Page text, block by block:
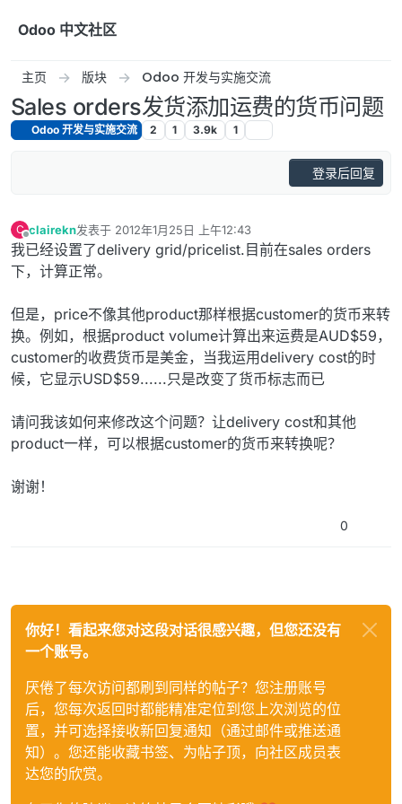
Odoo 中文社区
主页 版块 Odoo 开发与实施交流
Sales orders发货添加运费的货币问题
Odoo 开发与实施交流 2 1 3.9k 1
登录后回复
C
离线
clairekn发表于 2012年1月25日 上午12:43
最后由 编辑
我已经设置了delivery grid/pricelist.目前在sales orders
下，计算正常。
但是，price不像其他product那样根据customer的货币来转
换。例如，根据product volume计算出来运费是AUD$59，
customer的收费货币是美金，当我运用delivery cost的时
候，它显示USD$59......只是改变了货币标志而已
请问我该如何来修改这个问题？让delivery cost和其他
product一样，可以根据customer的货币来转换呢？
谢谢！
0
你好！看起来您对这段对话很感兴趣，但您还没有
一个账号。
厌倦了每次访问都刷到同样的帖子？您注册账号
后，您每次返回时都能精准定位到您上次浏览的位
置，并可选择接收新回复通知（通过邮件或推送通
知）。您还能收藏书签、为帖子顶，向社区成员表
达您的欣赏。